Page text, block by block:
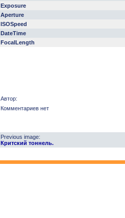
Exposure
Aperture
ISOSpeed
DateTime
FocalLength
Автор:
Комментариев нет
Previous image:
Критский тоннель.